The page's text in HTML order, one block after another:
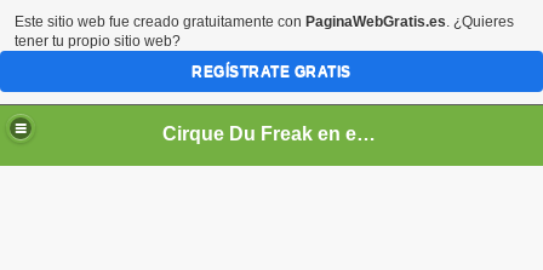
Cirque Du Freak en español
Este sitio web fue creado gratuitamente con PaginaWebGratis.es. ¿Quieres
tener tu propio sitio web?
REGÍSTRATE GRATIS